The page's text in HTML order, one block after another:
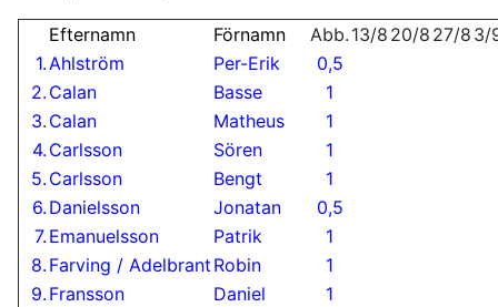
Efternamn Förnamn Abb. 13/8 20/8 27/8 3/
1. Ahlström Per-Erik
0,5
2. Calan Basse
1
3. Calan Matheus
1
4. Carlsson Sören
1
5. Carlsson Bengt
1
6. Danielsson Jonatan
0,5
7. Emanuelsson Patrik
1
8. Farving / Adelbrant Robin
1
9. Fransson Daniel
1